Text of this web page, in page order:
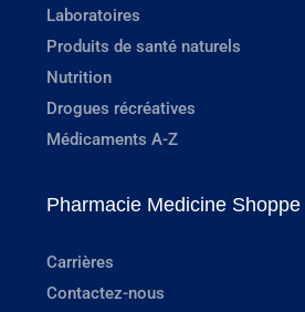
Laboratoires
Produits de santé naturels
Nutrition
Drogues récréatives
Médicaments A-Z
Pharmacie Medicine Shoppe
Carrières
Contactez-nous